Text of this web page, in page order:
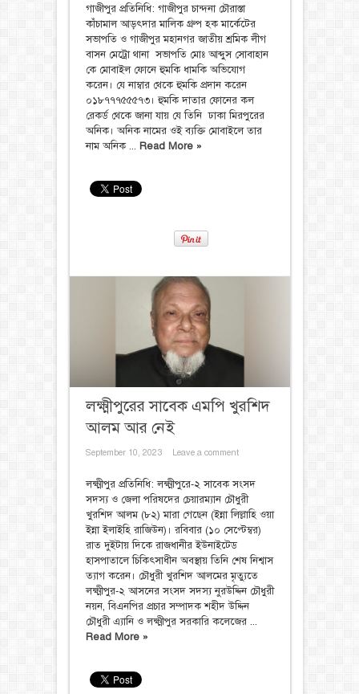
গাজীপুর প্রতিনিধি: গাজীপুর চান্দনা চৌরাস্তা
কাঁচামাল আড়ৎদার মালিক গ্রুপ হক মার্কেটের
সভাপতি ও গাজীপুর মহানগর জাতীয় শ্রমিক লীগ
বাসন মেট্রো থানা সভাপতি মোঃ আব্দুস সোবাহান
কে মোবাইল ফোনে হুমকি ধামকি অভিযোগ
করেন। যে নাম্বার থেকে হুমকি প্রদান করেন
০১৮৭৭৭৫৫৫৭৩। হুমকি দাতার ফোনের কল
রেকর্ড থেকে জানা যায় যে তিনি ঢাকা মিরপুরের
অনিক। অনিক নামের ওই ব্যক্তি মোবাইলে তার
নাম অনিক ... Read More »
লক্ষ্মীপুরের সাবেক এমপি খুরশিদ
আলম আর নেই
September 10, 2023 Leave a comment
লক্ষ্মীপুর প্রতিনিধি: লক্ষ্মীপুরে-২ সাবেক সংসদ
সদস্য ও জেলা পরিষদের চেয়ারম্যান চৌধুরী
খুরশিদ আলম (৮২) মারা গেছেন (ইন্না লিল্লাহি ওয়া
ইন্না ইলাইহি রাজিউন)। রবিবার (১০ সেপ্টেম্বর)
রাত দুইটায় দিকে রাজধানীর ইউনাইটেড
হাসপাতালে চিকিৎসাধীন অবস্থায় তিনি শেষ নিশ্বাস
ত্যাগ করেন। চৌধুরী খুরশিদ আলমের মৃত্যুতে
লক্ষ্মীপুর-২ আসনের সংসদ সদস্য নুরউদ্দিন চৌধুরী
নয়ন, বিএনপির প্রচার সম্পাদক শহীদ উদ্দিন
চৌধুরী এ্যানি ও লক্ষ্মীপুর সরকারি কলেজের ...
Read More »